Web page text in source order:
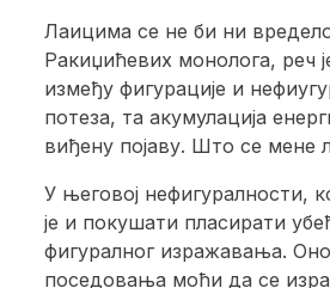
Лаицима се не би ни
Ракиџићевих монолога, реч
између фигурације и
потеза, та акумулација
виђену појаву. Што се мене
У његовој нефигуралности,
је и покушати пласирати
фигуралног изражавања.
поседовања моћи да се